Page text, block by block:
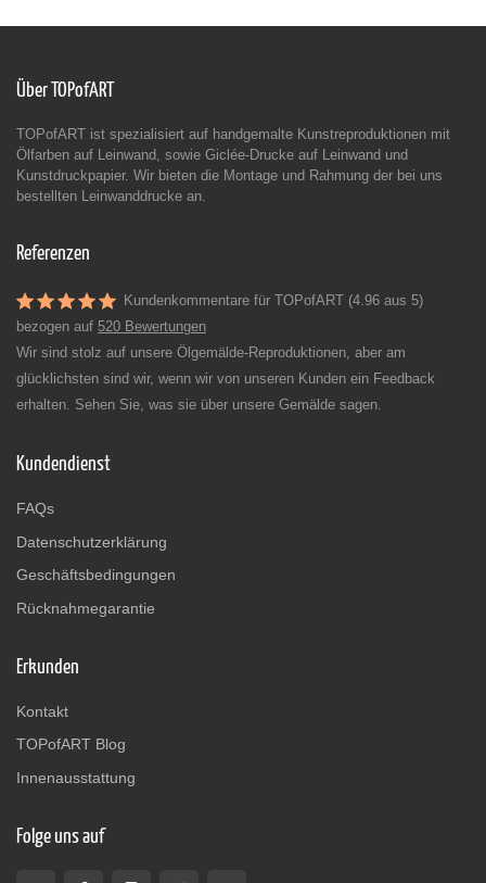
Über TOPofART
TOPofART ist spezialisiert auf handgemalte Kunstreproduktionen mit
Ölfarben auf Leinwand, sowie Giclée-Drucke auf Leinwand und
Kunstdruckpapier. Wir bieten die Montage und Rahmung der bei uns
bestellten Leinwanddrucke an.
Referenzen
Kundenkommentare für TOPofART (4.96 aus 5)
bezogen auf 520 Bewertungen
Wir sind stolz auf unsere Ölgemälde-Reproduktionen, aber am
glücklichsten sind wir, wenn wir von unseren Kunden ein Feedback
erhalten. Sehen Sie, was sie über unsere Gemälde sagen.
Kundendienst
FAQs
Datenschutzerklärung
Geschäftsbedingungen
Rücknahmegarantie
Erkunden
Kontakt
TOPofART Blog
Innenausstattung
Folge uns auf